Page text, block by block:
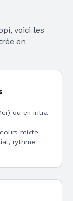
voici les
en
ou en intra-
mixte.
rythme